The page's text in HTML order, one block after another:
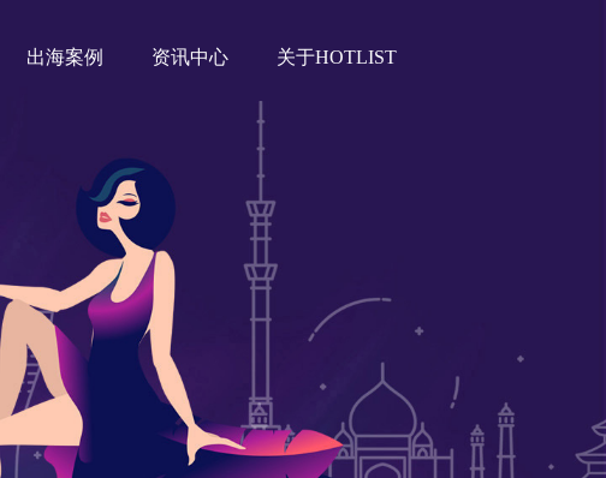
出海案例 资讯中心 关于HOTLIST
Tiktok海外营销